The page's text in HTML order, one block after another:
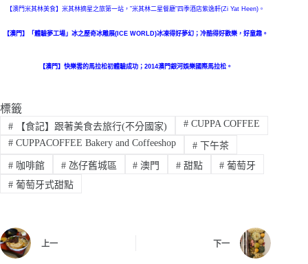
【澳門米其林美食】米其林摘星之旅第一站，”米其林二星餐廳”四季酒店紫逸軒(Zi Yat Heen)。
【澳門】「體驗夢工場」冰之歷奇冰雕展(ICE WORLD)冰凍得好夢幻；冷酷得好歡樂，好童趣。
【澳門】快樂雲的馬拉松初體驗成功；2014澳門銀河娛樂國際馬拉松。
標籤
#【食記】跟著美食去旅行(不分國家) #CUPPA COFFEE
#CUPPACOFFEE Bakery and Coffeeshop #下午茶
#咖啡館 #氹仔舊城區 # 澳門 # 甜點 # 葡萄牙
#葡萄牙式甜點
上一 下一